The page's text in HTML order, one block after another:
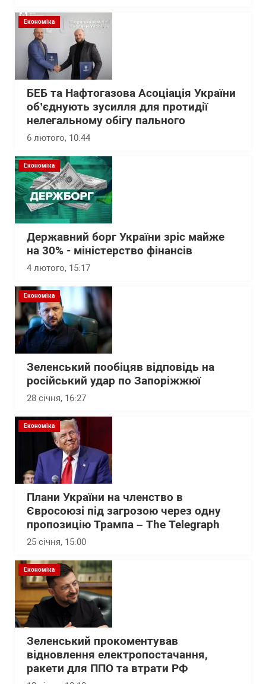
Економіка
БЕБ та Нафтогазова Асоціація України
об’єднують зусилля для протидії
нелегальному обігу пального
6 лютого, 10:44
Економіка
Державний борг України зріс майже
на 30% - міністерство фінансів
4 лютого, 15:17
Економіка
Зеленський пообіцяв відповідь на
російський удар по Запоріжжюї
28 січня, 16:27
Економіка
Плани України на членство в
Євросоюзі під загрозою через одну
пропозицію Трампа – The Telegraph
25 січня, 15:00
Економіка
Зеленський прокоментував
відновлення електропостачання,
ракети для ППО та втрати РФ